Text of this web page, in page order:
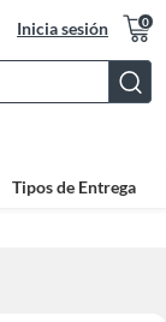
Inicia sesión 0
Bar
Tipos de Entrega